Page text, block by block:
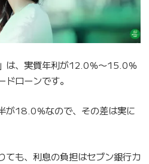
」は、実質年利が12.0％〜15.0％
ローンです。
が18.0％なので、その差は実に
ても、利息の負担はセブン銀行カ